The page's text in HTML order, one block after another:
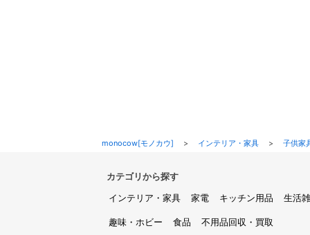
monocow[モノカウ] > インテリア・家具 > 子供家
カテゴリから探す
インテリア・家具 家電 キッチン用品 生活
趣味・ホビー 食品 不用品回収・買取